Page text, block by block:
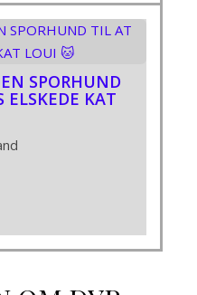
SPORHUND
ELSKEDE KAT